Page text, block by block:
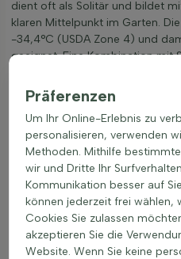
dient oft als Solitär und bildet
klaren Mittelpunkt im Garten.
-34,4°C (USDA Zone 4) und
geeignet. Eine Kombination mit
harmonisch. Die Vogel-Kirsche
Schutz für viele Vögel.
Stammbusch und
Anwendung als Solitärbaum
Grünanlage
Sehr winterhart bis etwa -
Gut kombinierbar mit
Blütensträuchern
Hohe Zierwirkung durch
natürliche Kronenform
Präferenzen
Um Ihr Online-Erlebnis zu
personalisieren, verwenden
Methoden. Mithilfe
wir und Dritte Ihr
Kommunikation besser auf
können jederzeit frei wählen,
Cookies Sie zulassen
akzeptieren Sie die
Website. Wenn Sie keine